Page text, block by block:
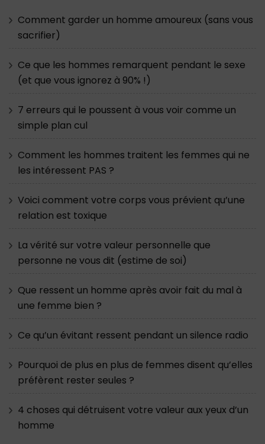
Comment garder un homme amoureux (sans vous
sacrifier)
Ce que les hommes remarquent pendant le sexe
(et que vous ignorez à 90% !)
7 erreurs qui le poussent à vous voir comme un
simple plan cul
Comment les hommes traitent les femmes qui ne
les intéressent PAS ?
Voici comment votre corps vous prévient qu’une
relation est toxique
La vérité sur votre valeur personnelle que
personne ne vous dit (estime de soi)
Que ressent un homme après avoir fait du mal à
une femme bien ?
Ce qu’un évitant ressent pendant un silence radio
Pourquoi de plus en plus de femmes disent qu’elles
préfèrent rester seules ?
4 choses qui détruisent votre valeur aux yeux d’un
homme